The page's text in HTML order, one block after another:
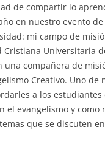
de compartir lo
en nuestro evento
mi campo de
Cristiana Universitaria
una compañera de
Creativo. Uno de
a los estudiantes
el evangelismo y como
que se discuten